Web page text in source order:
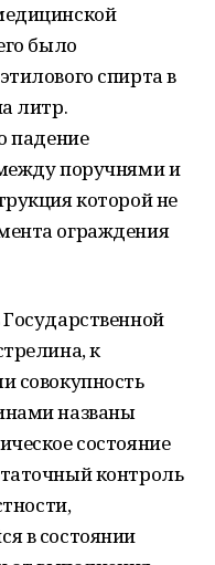
было
спирта в
литр.
падение
поручнями и
которой не
ограждения
к
совокупность
названы
состояние
контроль
в состоянии